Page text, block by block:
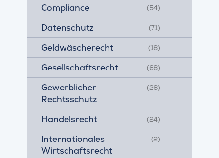
Compliance (54)
Datenschutz (71)
Geldwäscherecht (18)
Gesellschaftsrecht (68)
Gewerblicher
Rechtsschutz
(26)
Handelsrecht (24)
Internationales
Wirtschaftsrecht
(2)